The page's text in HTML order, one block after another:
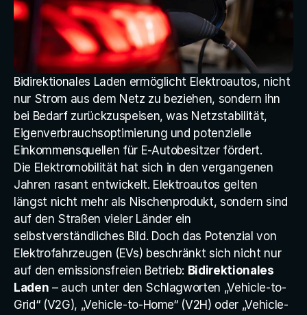
Home
KI-Strom
Wärmepumpe
Servicetool
Ablaufplan
Anlagenwartung
Monitoring
Versicherung
SERVICE
Investment
Bidirektionales Laden ermöglicht Elektroautos, nicht
nur Strom aus dem Netz zu beziehen, sondern ihn
bei Bedarf zurückzuspeisen, was Netzstabilität,
Eigenverbrauchsoptimierung und potenzielle
Einkommensquellen für E-Autobesitzer fördert.
Die Elektromobilität hat sich in den vergangenen
Jahren rasant entwickelt. Elektroautos gelten
längst nicht mehr als Nischenprodukt, sondern sind
auf den Straßen vieler Länder ein
selbstverständliches Bild. Doch das Potenzial von
Elektrofahrzeugen (EVs) beschränkt sich nicht nur
auf den emissionsfreien Betrieb: Bidirektionales
Laden – auch unter den Schlagworten „Vehicle-to-
Grid“ (V2G), „Vehicle-to-Home“ (V2H) oder „Vehicle-